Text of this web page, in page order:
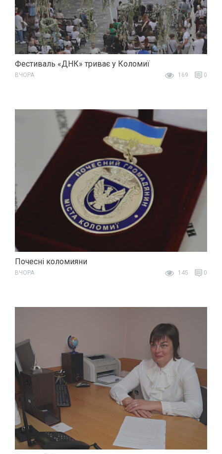
Фестиваль «ДНК» триває у Коломиї
ВЧОРА 169 0
Почесні коломияни
ВЧОРА 145 0